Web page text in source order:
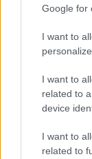
Google for
I want to
I want to
related to
device
I want to
related to
Ο καταρράκτης
Μυλόποταμο